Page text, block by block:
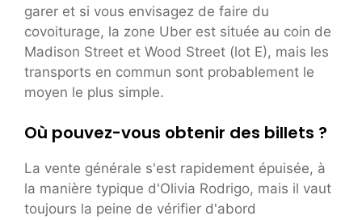
garer et si vous envisagez de faire du
covoiturage, la zone Uber est située au coin de
Madison Street et Wood Street (lot E), mais les
transports en commun sont probablement le
moyen le plus simple.
Où pouvez-vous obtenir des billets ?
La vente générale s'est rapidement épuisée, à
la manière typique d'Olivia Rodrigo, mais il vaut
toujours la peine de vérifier d'abord